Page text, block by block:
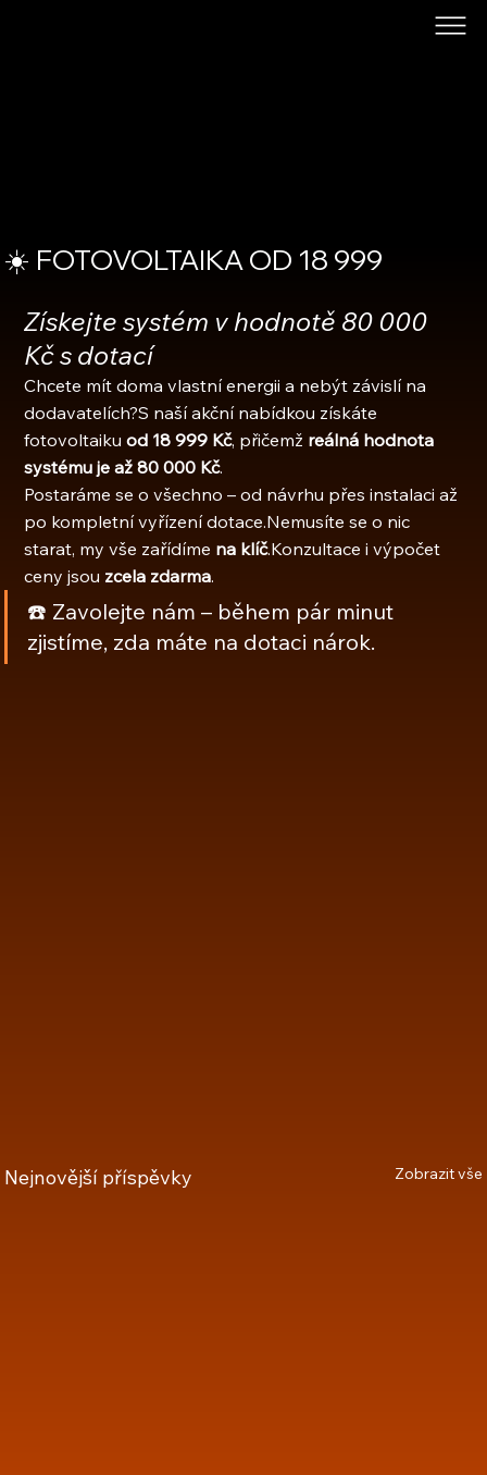
☀️ FOTOVOLTAIKA OD 18 999
Získejte systém v hodnotě 80 000
Kč s dotací
Chcete mít doma vlastní energii a nebýt závislí na
dodavatelích?S naší akční nabídkou získáte
fotovoltaiku od 18 999 Kč, přičemž reálná hodnota
systému je až 80 000 Kč.
Postaráme se o všechno – od návrhu přes instalaci až
po kompletní vyřízení dotace.Nemusíte se o nic
starat, my vše zařídíme na klíč.Konzultace i výpočet
ceny jsou zcela zdarma.
☎️ Zavolejte nám – během pár minut
zjistíme, zda máte na dotaci nárok.
Nejnovější příspěvky Zobrazit vše